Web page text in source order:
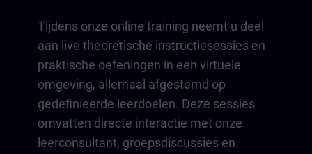
Tijdens onze online training neemt u deel
aan live theoretische instructiesessies en
praktische oefeningen in een virtuele
omgeving, allemaal afgestemd op
gedefinieerde leerdoelen. Deze sessies
omvatten directe interactie met onze
leerconsultant, groepsdiscussies en